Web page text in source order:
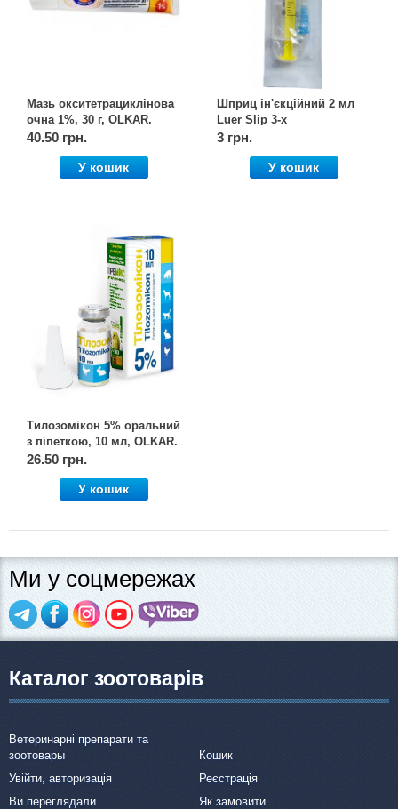
Мазь окситетрациклінова
очна 1%, 30 г, OLKAR.
(Олкар)
40.50 грн.
У кошик
Шприц ін'єкційний 2 мл
Luer Slip 3-х
компонентний, з двома
мм, Alexpharm
3 грн.
У кошик
Тилозомікон 5% оральний
з піпеткою, 10 мл, OLKAR.
(Олкар)
26.50 грн.
У кошик
Ми у соцмережах
Каталог зоотоварів
Ветеринарні препарати та
зоотовары
Кошик
Увійти, авторизація
Реєстрація
Ви переглядали
Як замовити